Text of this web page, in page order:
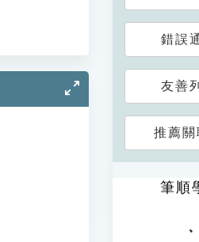
錯誤
友善
推薦關
筆順